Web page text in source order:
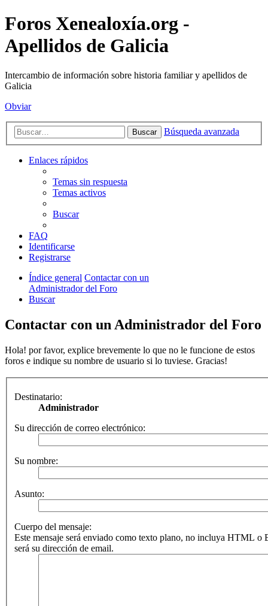
Foros Xenealoxía.org -
Apellidos de Galicia
Intercambio de información sobre historia familiar y apellidos de
Galicia
Obviar
Buscar Búsqueda avanzada
Enlaces rápidos
Temas sin respuesta
Temas activos
Buscar
FAQ
Identificarse
Registrarse
Índice general Contactar con un
Administrador del Foro
Buscar
Contactar con un Administrador del Foro
Hola! por favor, explice brevemente lo que no le funcione de estos
foros e indique su nombre de usuario si lo tuviese. Gracias!
Destinatario:
Administrador
Su dirección de correo electrónico:
Su nombre:
Asunto:
Cuerpo del mensaje:
Este mensaje será enviado como texto plano, no incluya HTML o
será su dirección de email.